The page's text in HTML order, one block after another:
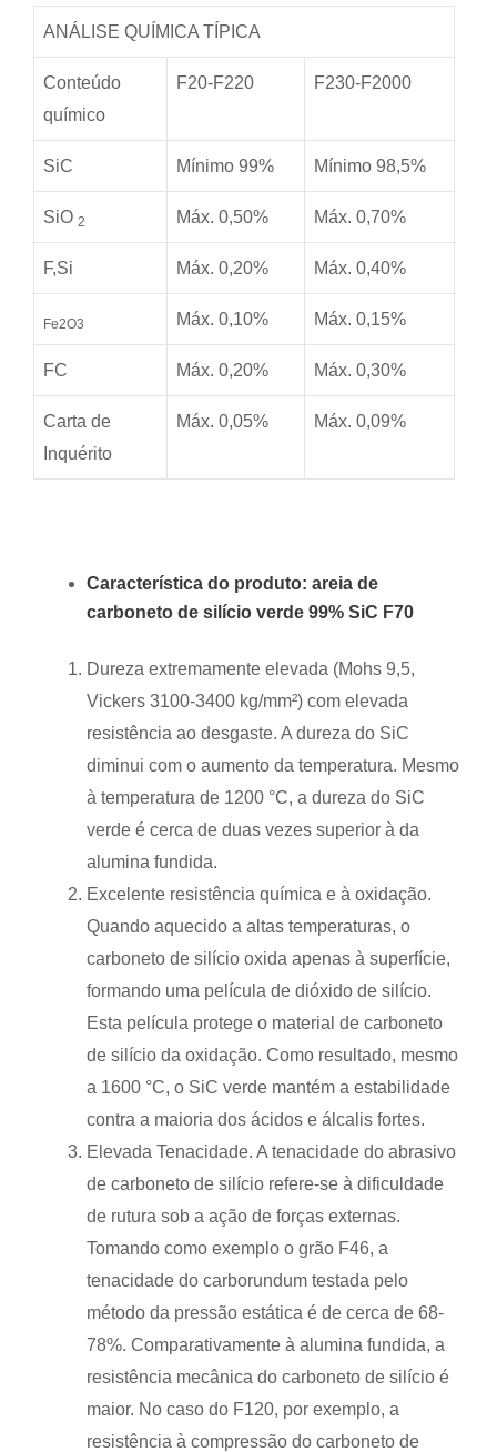
ANÁLISE QUÍMICA TÍPICA
Conteúdo
químico
F20-F220 F230-F2000
SiC Mínimo 99% Mínimo 98,5%
SiO 2 Máx. 0,50% Máx. 0,70%
F,Si Máx. 0,20% Máx. 0,40%
Fe2O3 Máx. 0,10% Máx. 0,15%
FC Máx. 0,20% Máx. 0,30%
Carta de
Inquérito
Máx. 0,05% Máx. 0,09%
Característica do produto: areia de
carboneto de silício verde 99% SiC F70
Dureza extremamente elevada (Mohs 9,5,
Vickers 3100-3400 kg/mm²) com elevada
resistência ao desgaste. A dureza do SiC
diminui com o aumento da temperatura. Mesmo
à temperatura de 1200 °C, a dureza do SiC
verde é cerca de duas vezes superior à da
alumina fundida.
Excelente resistência química e à oxidação.
Quando aquecido a altas temperaturas, o
carboneto de silício oxida apenas à superfície,
formando uma película de dióxido de silício.
Esta película protege o material de carboneto
de silício da oxidação. Como resultado, mesmo
a 1600 °C, o SiC verde mantém a estabilidade
contra a maioria dos ácidos e álcalis fortes.
Elevada Tenacidade. A tenacidade do abrasivo
de carboneto de silício refere-se à dificuldade
de rutura sob a ação de forças externas.
Tomando como exemplo o grão F46, a
tenacidade do carborundum testada pelo
método da pressão estática é de cerca de 68-
78%. Comparativamente à alumina fundida, a
resistência mecânica do carboneto de silício é
maior. No caso do F120, por exemplo, a
resistência à compressão do carboneto de